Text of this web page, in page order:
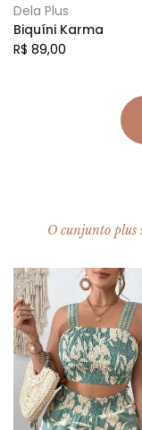
Dela Plus
Biquíni Karma
R$ 89,00
O cunjunto plus